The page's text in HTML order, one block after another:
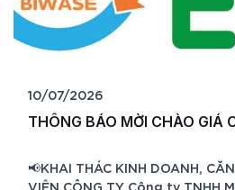
CẠNH TRANH
CĂN TIN TRONG KHUÔN
–